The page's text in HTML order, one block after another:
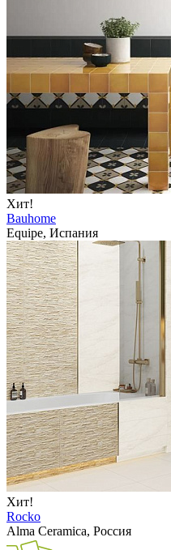
Хит!
Bauhome
Equipe, Испания
Хит!
Rocko
Alma Ceramica, Россия